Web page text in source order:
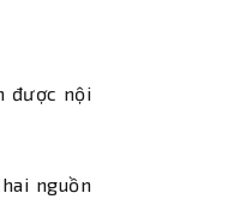
được nội
nguồn